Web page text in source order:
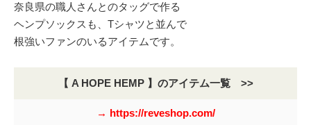
奈良県の職人さんとのタッグで作る
ヘンプソックスも、Tシャツと並んで
根強いファンのいるアイテムです。
【 A HOPE HEMP 】のアイテム一覧 >>
→ https://reveshop.com/